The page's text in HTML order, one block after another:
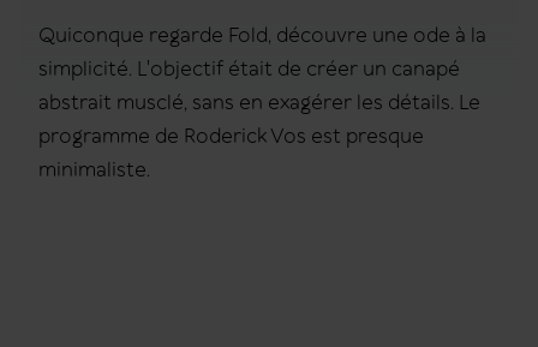
Quiconque regarde Fold, découvre une ode à la
simplicité. L'objectif était de créer un canapé
abstrait musclé, sans en exagérer les détails. Le
programme de Roderick Vos est presque
minimaliste.